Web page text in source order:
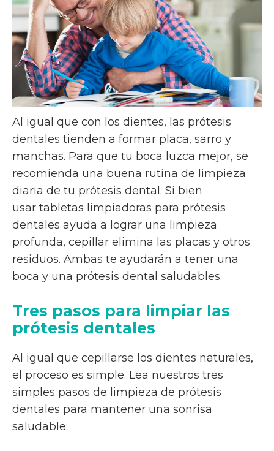
Al igual que con los dientes, las prótesis
dentales tienden a formar placa, sarro y
manchas. Para que tu boca luzca mejor, se
recomienda una buena rutina de limpieza
diaria de tu prótesis dental. Si bien
usar tabletas limpiadoras para prótesis
dentales ayuda a lograr una limpieza
profunda, cepillar elimina las placas y otros
residuos. Ambas te ayudarán a tener una
boca y una prótesis dental saludables.
Tres pasos para limpiar las
prótesis dentales
Al igual que cepillarse los dientes naturales,
el proceso es simple. Lea nuestros tres
simples pasos de limpieza de prótesis
dentales para mantener una sonrisa
saludable: